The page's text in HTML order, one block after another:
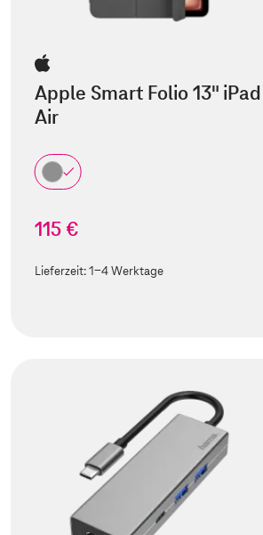
Apple Smart Folio 13" iPad
Air
115 €
Lieferzeit:1-4 Werktage